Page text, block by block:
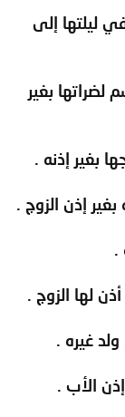
ليلتها إلى
لضراتها بغير